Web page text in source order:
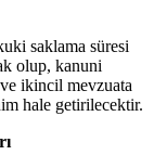
saklama süresi
olup, kanuni
ikincil mevzuata
hale getirilecektir.